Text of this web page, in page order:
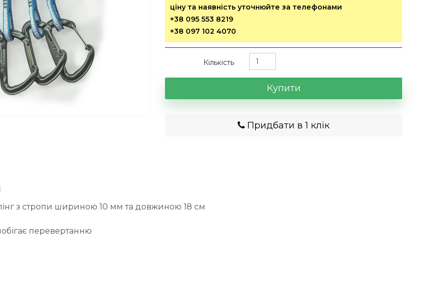
ціну та наявність уточнюйте за телефонами
+38 095 553 8219
+38 097 102 4070
Кількість
Купити
Придбати в 1 клік
з стропи шириною 10 мм та довжиною 18 см
перевертанню